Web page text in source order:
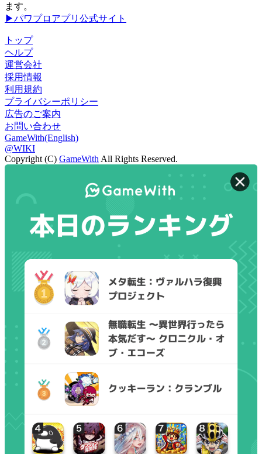
ます。
▶パワプロアプリ公式サイト
トップ
ヘルプ
運営会社
採用情報
利用規約
プライバシーポリシー
広告のご案内
お問い合わせ
GameWith(English)
@WIKI
Copyright (C) GameWith All Rights Reserved.